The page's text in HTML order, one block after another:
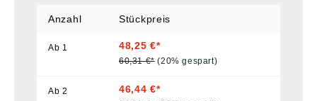
Anzahl Stückpreis
Ab 1 48,25 €*
60,31 €* (20% gespart)
Ab 2 46,44 €*